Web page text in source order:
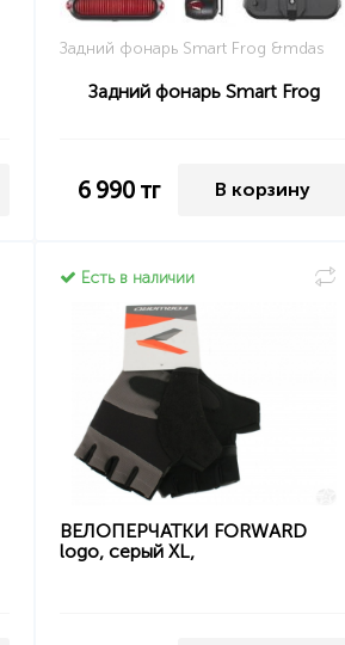
Задний фонарь Smart Frog &mdas
Задний фонарь Smart Frog
6 990 тг В корзину
Есть в наличии
ВЕЛОПЕРЧАТКИ FORWARD
logo, серый XL,